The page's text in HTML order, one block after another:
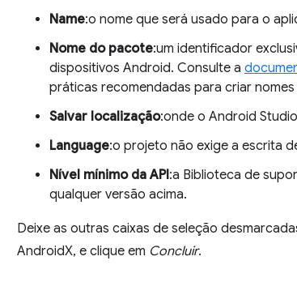
Name:o nome que será usado para o
Nome do pacote:um identificador
dispositivos Android. Consulte a
práticas recomendadas para criar
Salvar localização:onde o Android
Language:o projeto não exige a escrita
Nível mínimo da API:a Biblioteca de
qualquer versão acima.
Deixe as outras caixas de seleção
AndroidX, e clique em Concluir.